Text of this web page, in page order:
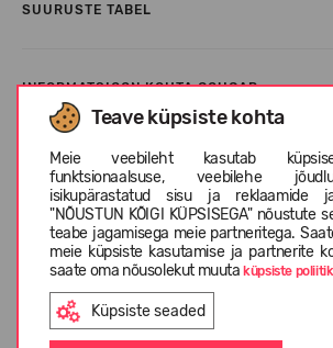
Teave küpsiste kohta
Meie veebileht kasutab
funktsionaalsuse, veebilehe
isikupärastatud sisu ja reklaamide
"NÕUSTUN KÕIGI KÜPSISEGA" nõustute
teabe jagamisega meie partneritega.
meie küpsiste kasutamise ja partnerite
saate oma nõusolekut muutaküpsiste
Küpsiste seaded
SUURUSTE TABEL
INFORMATSIOON KOHTA COUGAR
KLIENTIDE ARVUSTUSED (0)
Sarnased
WATERPROOF